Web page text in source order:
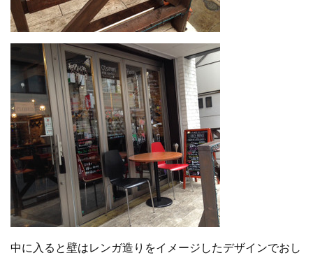
中に入ると壁はレンガ造りをイメージしたデザインでおし